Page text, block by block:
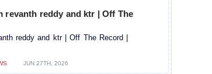
revanth reddy and ktr | Off The
reddy and ktr | Off The Record |
JUN 27TH, 2026